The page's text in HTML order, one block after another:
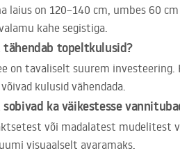
laius on 120–140 cm, umbes 60
kahe segistiga.
tähendab topeltkulusid?
on tavaliselt suurem
kulusid vähendada.
ka väikestesse
või madalatest mudelitest
visuaalselt avaramaks.